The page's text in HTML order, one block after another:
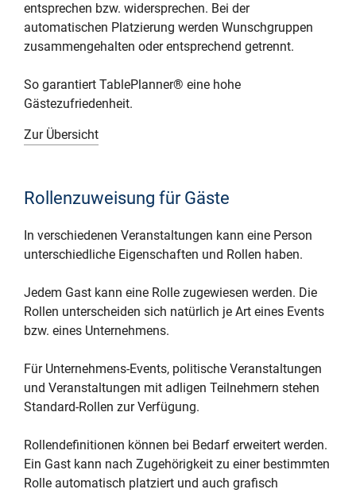
entsprechen bzw. widersprechen. Bei der
automatischen Platzierung werden Wunschgruppen
zusammengehalten oder entsprechend getrennt.
So garantiert TablePlanner® eine hohe
Gästezufriedenheit.
Zur Übersicht
Rollenzuweisung für Gäste
In verschiedenen Veranstaltungen kann eine Person
unterschiedliche Eigenschaften und Rollen haben.
Jedem Gast kann eine Rolle zugewiesen werden. Die
Rollen unterscheiden sich natürlich je Art eines Events
bzw. eines Unternehmens.
Für Unternehmens-Events, politische Veranstaltungen
und Veranstaltungen mit adligen Teilnehmern stehen
Standard-Rollen zur Verfügung.
Rollendefinitionen können bei Bedarf erweitert werden.
Ein Gast kann nach Zugehörigkeit zu einer bestimmten
Rolle automatisch platziert und auch grafisch